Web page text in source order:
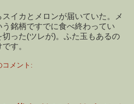
イカとメロンが届いていた。メ
銘柄ですでに食べ終わってい
った(ツレが)。ふた玉もあるの
す。
コメント: